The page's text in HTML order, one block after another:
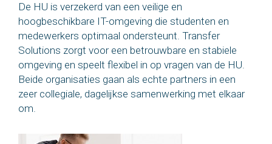
De HU is verzekerd van een veilige en
hoogbeschikbare IT-omgeving die studenten en
medewerkers optimaal ondersteunt. Transfer
Solutions zorgt voor een betrouwbare en stabiele
omgeving en speelt flexibel in op vragen van de HU.
Beide organisaties gaan als echte partners in een
zeer collegiale, dagelijkse samenwerking met elkaar
om.